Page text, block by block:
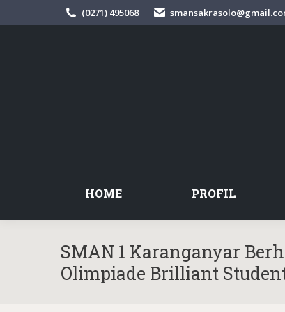
(0271) 495068
HOME PROFIL
SMAN 1 Karanganyar
Olimpiade Brilliant